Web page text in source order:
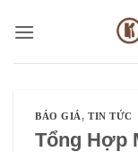
qua
BÁO GIÁ,TIN TỨC
Tổng Hợp